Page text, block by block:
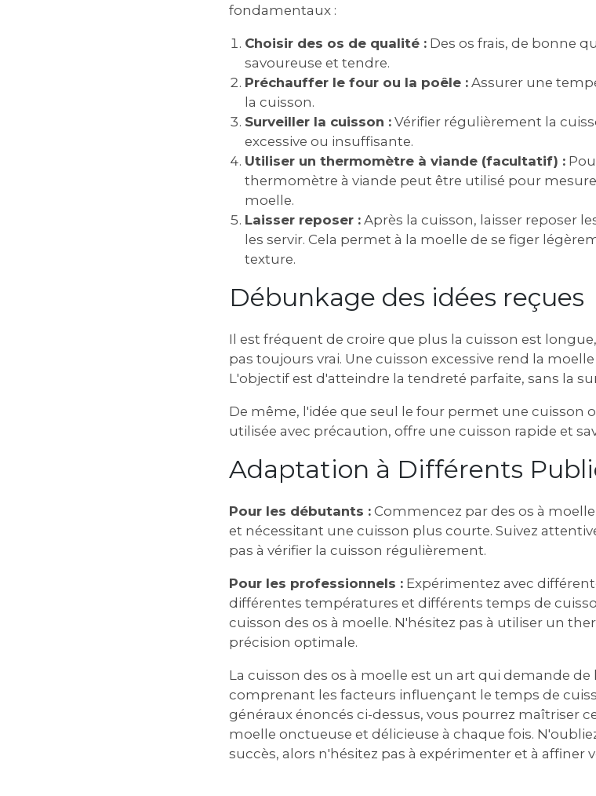
fondamentaux :
Choisir des os de qualité : Des os frais‚ de bonne
savoureuse et tendre.
Préchauffer le four ou la poêle : Assurer une
la cuisson.
Surveiller la cuisson : Vérifier régulièrement la
excessive ou insuffisante.
Utiliser un thermomètre à viande (facultatif) :
thermomètre à viande peut être utilisé pour
moelle.
Laisser reposer : Après la cuisson‚ laisser reposer
les servir. Cela permet à la moelle de se figer
texture.
Débunkage des idées reçues
Il est fréquent de croire que plus la cuisson est
pas toujours vrai. Une cuisson excessive rend la
L'objectif est d'atteindre la tendreté parfaite‚ sans la
De même‚ l'idée que seul le four permet une cuisson
utilisée avec précaution‚ offre une cuisson rapide et
Adaptation à Différents
Pour les débutants : Commencez par des os à
et nécessitant une cuisson plus courte. Suivez
pas à vérifier la cuisson régulièrement.
Pour les professionnels : Expérimentez avec
différentes températures et différents temps de
cuisson des os à moelle. N'hésitez pas à utiliser un
précision optimale.
La cuisson des os à moelle est un art qui demande
comprenant les facteurs influençant le temps de
généraux énoncés ci-dessus‚ vous pourrez maîtriser
moelle onctueuse et délicieuse à chaque fois.
succès‚ alors n'hésitez pas à expérimenter et à affiner